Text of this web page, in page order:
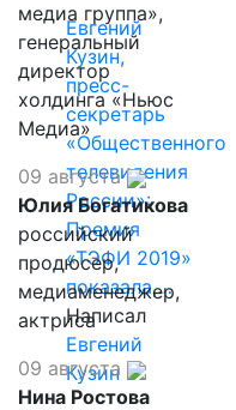
Евгений
Кузин,
пресс-
секретарь
«Общественного
телевидения
России»:
Премия
«ТЭФИ 2019»
показала,…
Написал
Евгений
Кузин
медиа группа»,
генеральный
директор
холдинга «Ньюс
Медиа»
09 августа
Юлия Богатикова
российский
продюсер,
медиаменеджер,
актриса
09 августа
Нина Ростова